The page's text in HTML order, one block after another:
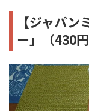
【ジャパ
ー」（430